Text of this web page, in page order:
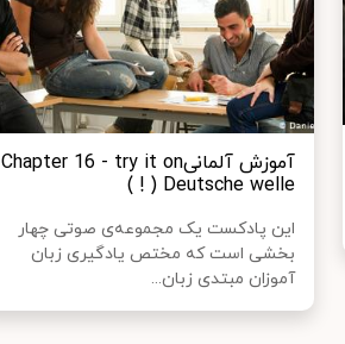
آموزش آلمانیChapter 16 - try it on
! ) Deutsche welle )
این پادکست یک مجموعه‌ی صوتی چهار
بخشی است که مختص یادگیری زبان
آموزان مبتدی زبان...